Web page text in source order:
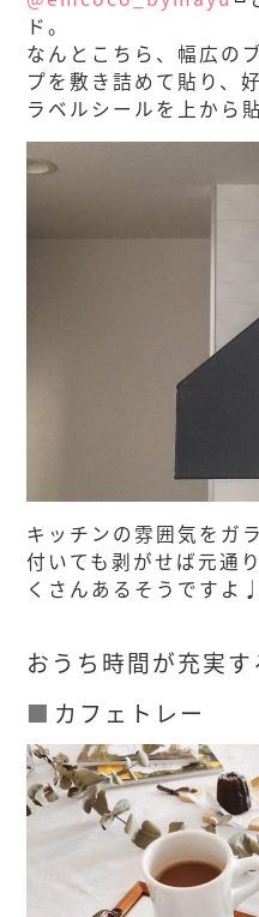
ド。
なんとこちら、幅広の
プを敷き詰めて貼り、
ラベルシールを上から
キッチンの雰囲気をガ
付いても剥がせば元通
くさんあるそうですよ♩
おうち時間が充実
カフェトレー